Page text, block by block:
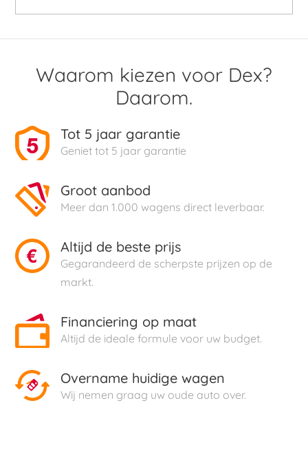
Waarom kiezen voor Dex?
Daarom.
Tot 5 jaar garantie
Geniet tot 5 jaar garantie
Groot aanbod
Meer dan 1.000 wagens direct leverbaar.
Altijd de beste prijs
Gegarandeerd de scherpste prijzen op de
markt.
Financiering op maat
Altijd de ideale formule voor uw budget.
Overname huidige wagen
Wij nemen graag uw oude auto over.